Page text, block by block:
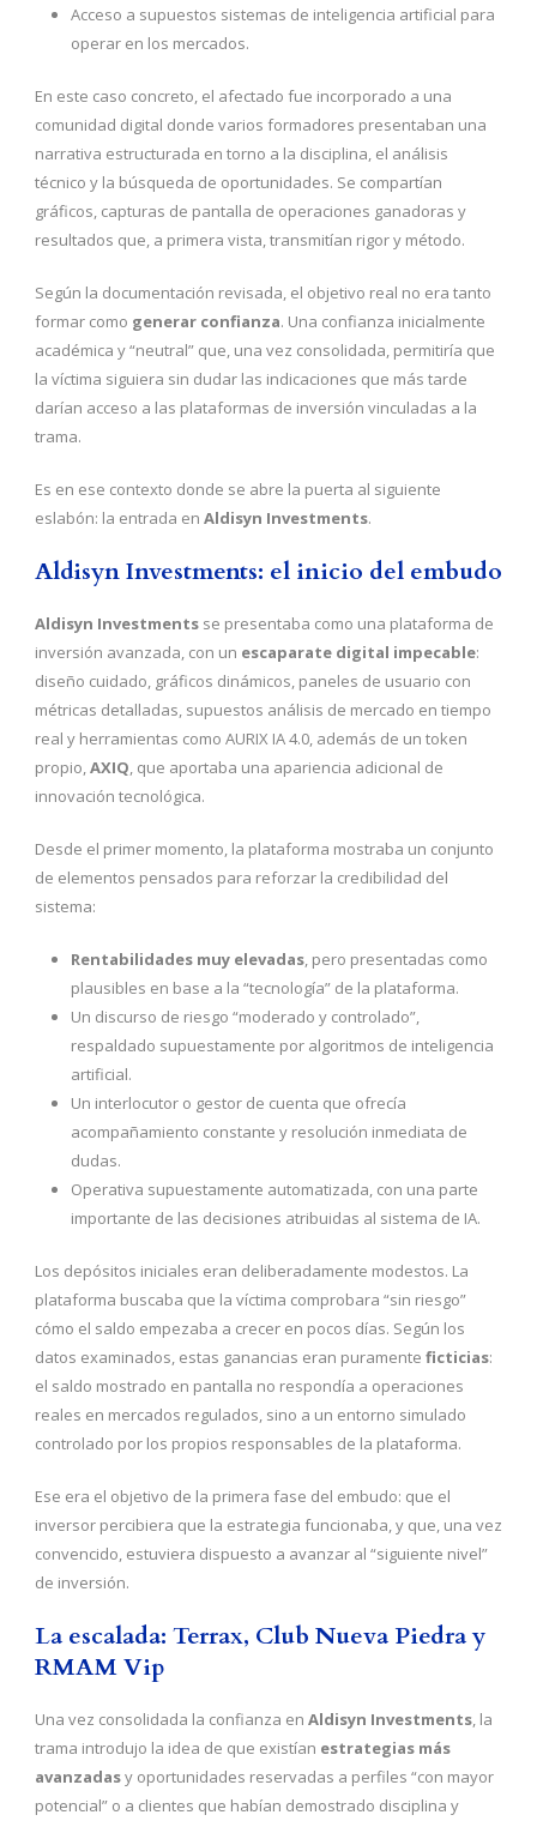
Acceso a supuestos sistemas de inteligencia artificial para
operar en los mercados.
En este caso concreto, el afectado fue incorporado a una
comunidad digital donde varios formadores presentaban una
narrativa estructurada en torno a la disciplina, el análisis
técnico y la búsqueda de oportunidades. Se compartían
gráficos, capturas de pantalla de operaciones ganadoras y
resultados que, a primera vista, transmitían rigor y método.
Según la documentación revisada, el objetivo real no era tanto
formar como generar confianza. Una confianza inicialmente
académica y “neutral” que, una vez consolidada, permitiría que
la víctima siguiera sin dudar las indicaciones que más tarde
darían acceso a las plataformas de inversión vinculadas a la
trama.
Es en ese contexto donde se abre la puerta al siguiente
eslabón: la entrada en Aldisyn Investments.
Aldisyn Investments: el inicio del embudo
Aldisyn Investments se presentaba como una plataforma de
inversión avanzada, con un escaparate digital impecable:
diseño cuidado, gráficos dinámicos, paneles de usuario con
métricas detalladas, supuestos análisis de mercado en tiempo
real y herramientas como AURIX IA 4.0, además de un token
propio,AXIQ, que aportaba una apariencia adicional de
innovación tecnológica.
Desde el primer momento, la plataforma mostraba un conjunto
de elementos pensados para reforzar la credibilidad del
sistema:
Rentabilidades muy elevadas, pero presentadas como
plausibles en base a la “tecnología” de la plataforma.
Un discurso de riesgo “moderado y controlado”,
respaldado supuestamente por algoritmos de inteligencia
artificial.
Un interlocutor o gestor de cuenta que ofrecía
acompañamiento constante y resolución inmediata de
dudas.
Operativa supuestamente automatizada, con una parte
importante de las decisiones atribuidas al sistema de IA.
Los depósitos iniciales eran deliberadamente modestos. La
plataforma buscaba que la víctima comprobara “sin riesgo”
cómo el saldo empezaba a crecer en pocos días. Según los
datos examinados, estas ganancias eran puramente ficticias:
el saldo mostrado en pantalla no respondía a operaciones
reales en mercados regulados, sino a un entorno simulado
controlado por los propios responsables de la plataforma.
Ese era el objetivo de la primera fase del embudo: que el
inversor percibiera que la estrategia funcionaba, y que, una vez
convencido, estuviera dispuesto a avanzar al “siguiente nivel”
de inversión.
La escalada: Terrax, Club Nueva Piedra y
RMAM Vip
Una vez consolidada la confianza en Aldisyn Investments, la
trama introdujo la idea de que existían estrategias más
avanzadasy oportunidades reservadas a perfiles “con mayor
potencial” o a clientes que habían demostrado disciplina y